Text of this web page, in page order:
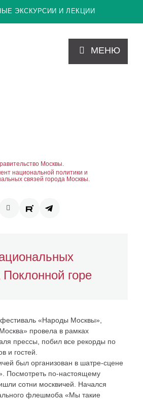
ЭКСКУРСИИ И ЛЕКЦИИ
МЕНЮ
Москвы.
национальной политики и
связей города Москвы.
Поклонной горе
«Народы Москвы»,
провела в рамках
прессы, побил все рекорды по
и гостей.
был организован в шатре-сцене
Посмотреть по-настоящему
сотни москвичей. Начался
флешмоба «Мы такие